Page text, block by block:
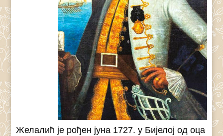
Желалић је рођен јуна 1727. у Бијелој од оца